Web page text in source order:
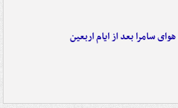
سامرا بعد از ایام اربعین